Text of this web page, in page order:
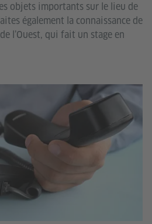
objets importants sur le lieu de
également la connaissance de
l’Ouest, qui fait un stage en